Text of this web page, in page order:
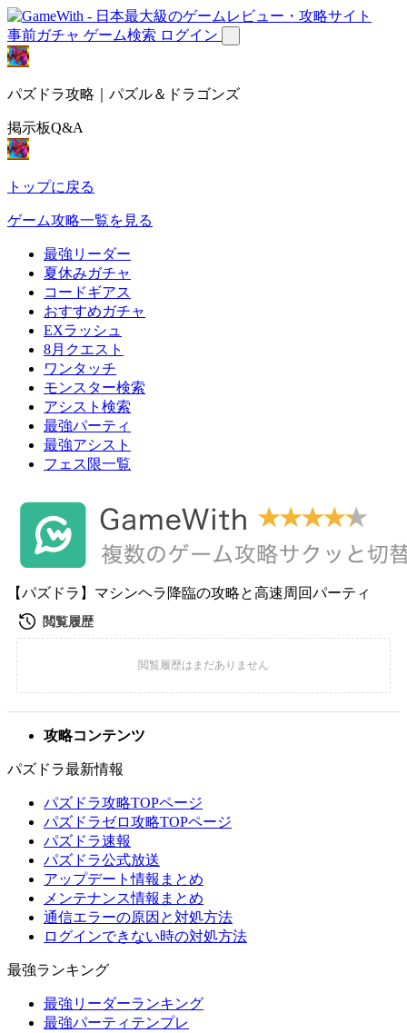
事前ガチャ ゲーム検索 ログイン
パズドラ攻略｜パズル＆ドラゴンズ
掲示板Q&A
トップに戻る
ゲーム攻略一覧を見る
最強リーダー
夏休みガチャ
コードギアス
おすすめガチャ
EXラッシュ
8月クエスト
ワンタッチ
モンスター検索
アシスト検索
最強パーティ
最強アシスト
フェス限一覧
【パズドラ】マシンヘラ降臨の攻略と高速周回パーティ
攻略コンテンツ
パズドラ最新情報
パズドラ攻略TOPページ
パズドラゼロ攻略TOPページ
パズドラ速報
パズドラ公式放送
アップデート情報まとめ
メンテナンス情報まとめ
通信エラーの原因と対処方法
ログインできない時の対処方法
最強ランキング
最強リーダーランキング
最強パーティテンプレ